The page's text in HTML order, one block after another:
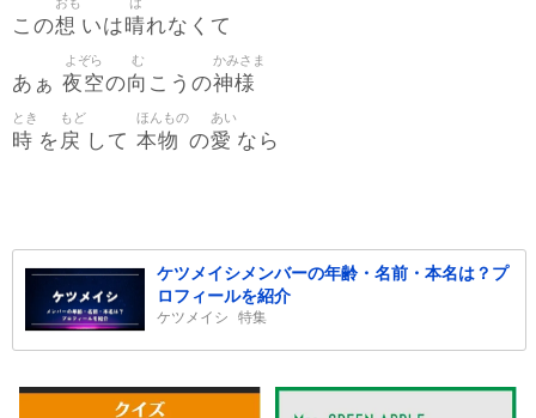
この想 いは晴れなくて
あぁ 夜空
よぞら
の向
む
こうの神様
かみさま
時
とき
を戻
もど
して 本物
ほんもの
の愛
あい
なら
ケツメイシメンバーの年齢・名前・本名は？プ
ロフィールを紹介
ケツメイシ 特集